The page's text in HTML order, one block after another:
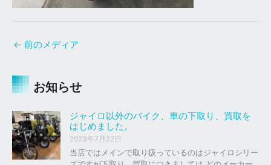
← 前のメディア
お知らせ
ジャイロ以外のバイク、車の下取り、買取を
はじめました。
2023年7月22日
当店ではメインで取り扱っているのはジャイロシリー